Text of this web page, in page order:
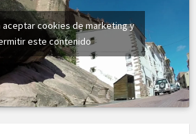
aceptar cookies de marketing y
este contenido